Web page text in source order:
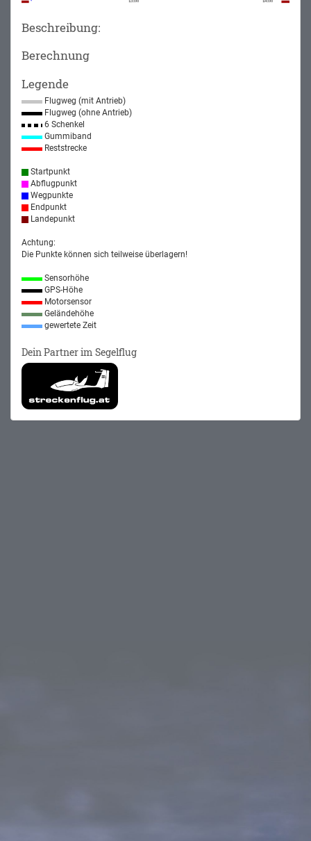
Beschreibung:
Berechnung
Legende
Flugweg (mit Antrieb)
Flugweg (ohne Antrieb)
6 Schenkel
Gummiband
Reststrecke
Startpunkt
Abflugpunkt
Wegpunkte
Endpunkt
Landepunkt
Achtung:
Die Punkte können sich teilweise überlagern!
Sensorhöhe
GPS-Höhe
Motorsensor
Geländehöhe
gewertete Zeit
Dein Partner im Segelflug